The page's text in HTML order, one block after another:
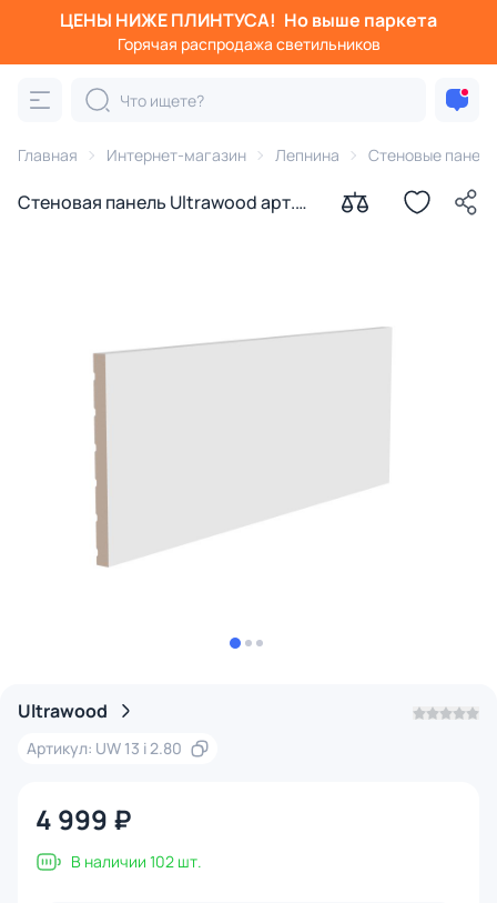
ЦЕНЫ НИЖЕ ПЛИНТУСА! Но выше паркета
Горячая распродажа светильников
Главная Интернет-магазин Лепнина Стеновые панели
Стеновая панель Ultrawood арт.
Ultrawood
Артикул: UW 13 i 2.80
4 999 ₽
В наличии 102 шт.